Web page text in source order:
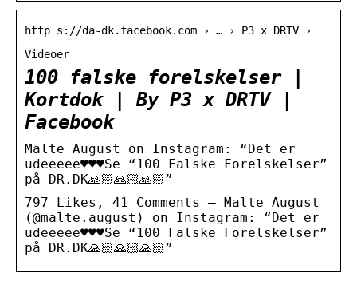
http s://da-dk.facebook.com › … › P3 x DRTV ›
Videoer
100 falske forelskelser |
Kortdok | By P3 x DRTV |
Facebook
Malte August on Instagram: “Det er
udeeeee♥️♥️♥️Se “100 Falske Forelskelser”
på DR.DK🙏🏻🙏🏻🙏🏻”
797 Likes, 41 Comments – Malte August
(@malte.august) on Instagram: “Det er
udeeeee♥️♥️♥️Se “100 Falske Forelskelser”
på DR.DK🙏🏻🙏🏻🙏🏻”